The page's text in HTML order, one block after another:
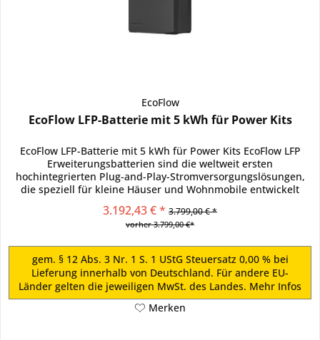
EcoFlow
EcoFlow LFP-Batterie mit 5 kWh für Power Kits
EcoFlow LFP-Batterie mit 5 kWh für Power Kits EcoFlow LFP
Erweiterungsbatterien sind die weltweit ersten
hochintegrierten Plug-and-Play-Stromversorgungslösungen,
die speziell für kleine Häuser und Wohnmobile entwickelt
3.192,43 € * 3.799,00 € *
vorher 3.799,00 €*
gem. § 12 Abs. 3 Nr. 1 S. 1 UStG Steuersatz 0,00 % bei
Lieferung innerhalb von Deutschland. Für andere EU-
Länder gelten die jeweiligen MwSt. des Landes. Mehr Infos
Merken